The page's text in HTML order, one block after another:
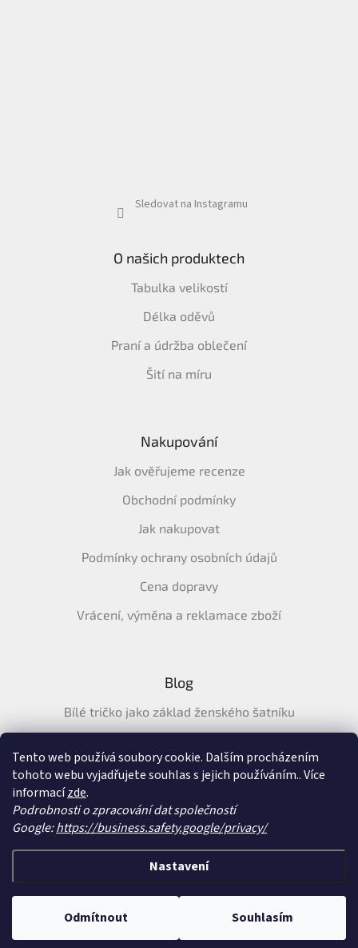
Tento web používá soubory cookie. Dalším procházením
tohoto webu vyjadřujete souhlas s jejich používáním.. Více
informacízde.
Podrobnosti o zpracování dat společností
Google:https://business.safety.google/privacy/
Nastavení
Odmítnout Souhlasím
Sledovat na Instagramu
O našich produktech
Tabulka velikostí
Délka oděvů
Praní a údržba oblečení
Šití na míru
Nakupování
Jak ověřujeme recenze
Obchodní podmínky
Jak nakupovat
Podmínky ochrany osobních údajů
Cena dopravy
Vrácení, výměna a reklamace zboží
Blog
Bílé tričko jako základ ženského šatníku
tričko na léto
Průvodce letními šaty: pohodlné, vzdušné a ženské šaty na
Vytvořil Shoptet &
SatySukne.cz
Upravit nastavení